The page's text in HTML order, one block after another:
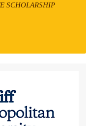
SCHOLARSHIP